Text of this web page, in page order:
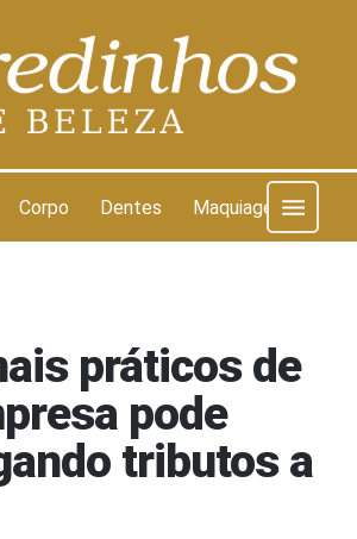
Corpo Dentes Maquiagem
práticos de
pode
tributos a